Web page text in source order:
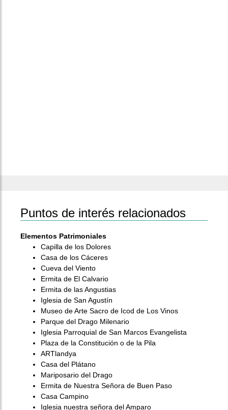
Puntos de interés relacionados
Elementos Patrimoniales
Capilla de los Dolores
Casa de los Cáceres
Cueva del Viento
Ermita de El Calvario
Ermita de las Angustias
Iglesia de San Agustín
Museo de Arte Sacro de Icod de Los Vinos
Parque del Drago Milenario
Iglesia Parroquial de San Marcos Evangelista
Plaza de la Constitución o de la Pila
ARTlandya
Casa del Plátano
Mariposario del Drago
Ermita de Nuestra Señora de Buen Paso
Casa Campino
Iglesia nuestra señora del Amparo